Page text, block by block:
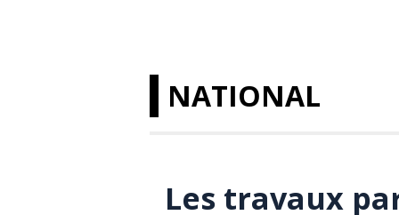
NATIONAL
Les travaux